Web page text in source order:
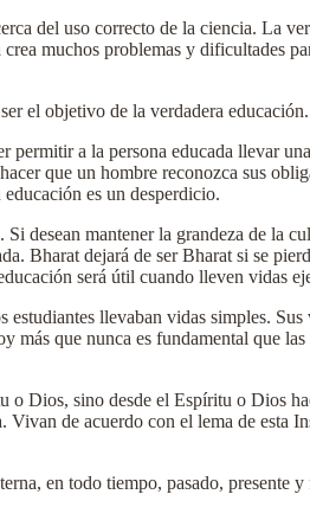
del uso correcto de la ciencia. La
muchos problemas y dificultades
el objetivo de la verdadera educación.
permitir a la persona educada llevar
que un hombre reconozca sus
es un desperdicio.
desean mantener la grandeza de la
Bharat dejará de ser Bharat si se
será útil cuando lleven vidas
llevaban vidas simples.
que nunca es fundamental que las
o Dios, sino desde el Espíritu o Dios
de acuerdo con el lema de esta
en todo tiempo, pasado,